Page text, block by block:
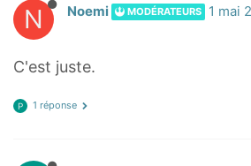
^
N Noemi MODÉRATEURS 1 mai
C'est juste.
P 1 réponse